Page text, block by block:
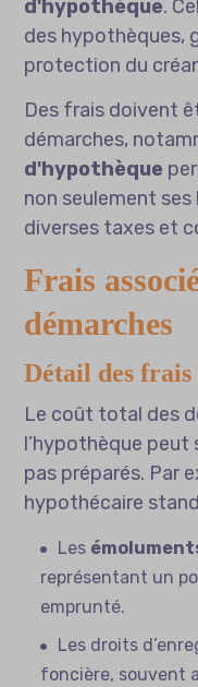
d'hypothèque.
des hypothèques,
protection du
Des frais doivent
démarches,
d'hypothèque
non seulement ses
diverses taxes et
Frais
démarches
Détail des
Le coût total des
l’hypothèque peut
pas préparés. Par
hypothécaire
Les
représentant un
emprunté.
Les droits
foncière, souvent